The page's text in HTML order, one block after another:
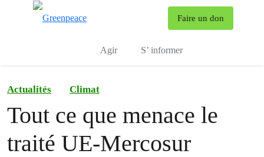
Faire un don
Agir S’ informer
Actualités Climat
Tout ce que menace le
traité UE-Mercosur